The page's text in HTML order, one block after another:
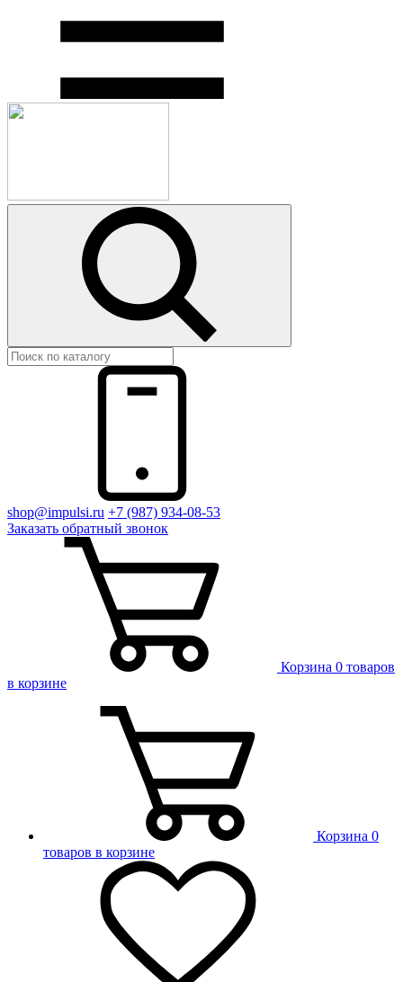
shop@impulsi.ru +7 (987) 934-08-53
Заказать обратный звонок
Корзина 0 товаров
в корзине
Корзина 0
товаров в корзине